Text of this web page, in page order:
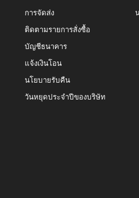
การจัดส่ง
ติดตามรายการสั่งซื้อ
บัญชีธนาคาร
แจ้งเงินโอน
นโยบายรับคืน
วันหยุดประจำปีของบริษัท